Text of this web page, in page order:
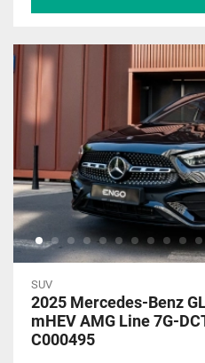
SUV
2025 Mercedes-Benz
mHEV AMG Line 7G-
C000495